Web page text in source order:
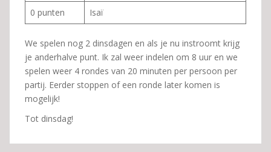
0 punten
Isaï
We spelen nog 2 dinsdagen en als je nu instroomt krijg
je anderhalve punt. Ik zal weer indelen om 8 uur en we
spelen weer 4 rondes van 20 minuten per persoon per
partij. Eerder stoppen of een ronde later komen is
mogelijk!
Tot dinsdag!